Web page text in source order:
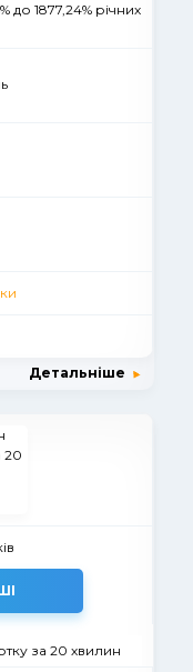
до 1877,24% річних
Детальніше
за 20 хвилин